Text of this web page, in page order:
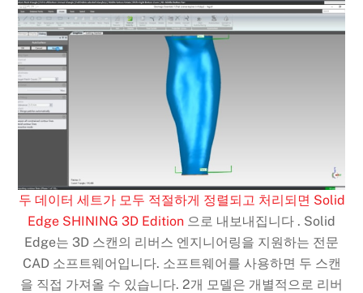
두 데이터 세트가 모두 적절하게 정렬되고 처리되면 Solid
Edge SHINING 3D Edition 으로 내보내집니다 . Solid
Edge는 3D 스캔의 리버스 엔지니어링을 지원하는 전문
CAD 소프트웨어입니다. 소프트웨어를 사용하면 두 스캔
을 직접 가져올 수 있습니다. 2개 모델은 개별적으로 리버